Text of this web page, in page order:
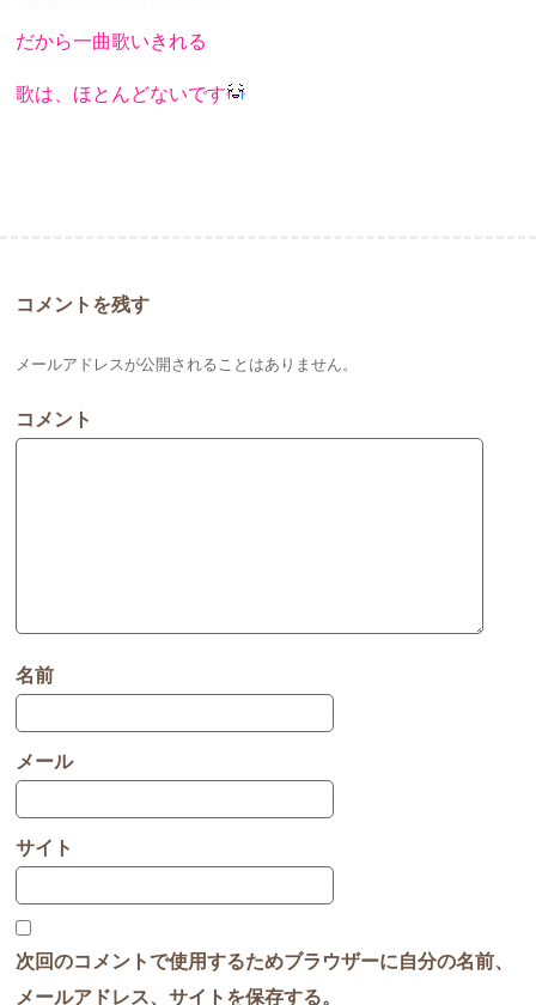
だから一曲歌いきれる
歌は、ほとんどないです
コメントを残す
メールアドレスが公開されることはありません。
コメント
名前
メール
サイト
次回のコメントで使用するためブラウザーに自分の名前、
メールアドレス、サイトを保存する。